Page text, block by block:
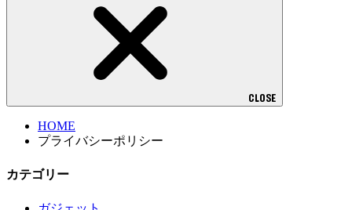
CLOSE
HOME
プライバシーポリシー
カテゴリー